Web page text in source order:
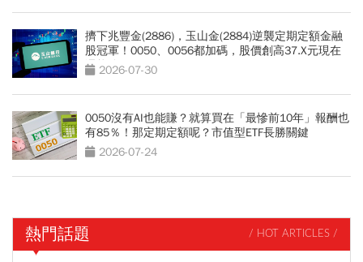
擠下兆豐金(2886)，玉山金(2884)逆襲定期定額金融
股冠軍！0050、0056都加碼，股價創高37.X元現在
還能追？
2026-07-30
0050沒有AI也能賺？就算買在「最慘前10年」報酬也
有85％！那定期定額呢？市值型ETF長勝關鍵
2026-07-24
熱門話題 / HOT ARTICLES /